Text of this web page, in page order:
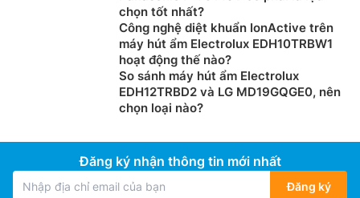
nồi lẩu điện này còn được tích hợp thêm khay nước
phủ chống dính cực kì tiện lợi.
Công suất 1500W mạnh mẽ.
chọn tốt nhất?
Công nghệ diệt khuẩn IonActive trên
máy hút ẩm Electrolux EDH10TRBW1
hoạt động thế nào?
So sánh máy hút ẩm Electrolux
EDH12TRBD2 và LG MD19GQGE0, nên
chọn loại nào?
Đăng ký nhận thông tin mới nhất
Đăng ký